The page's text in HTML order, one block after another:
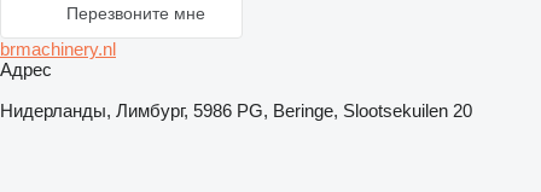
Перезвоните мне
brmachinery.nl
Адрес
Нидерланды, Лимбург, 5986 PG, Beringe, Slootsekuilen 20